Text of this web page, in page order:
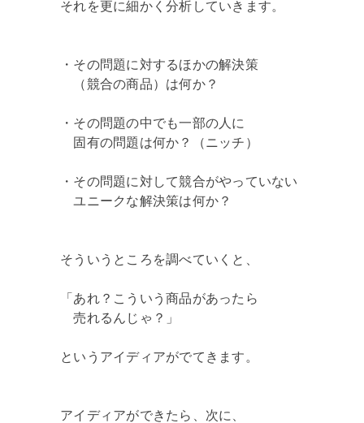
それを更に細かく分析していきます。
・その問題に対するほかの解決策
（競合の商品）は何か？
・その問題の中でも一部の人に
固有の問題は何か？（ニッチ）
・その問題に対して競合がやっていない
ユニークな解決策は何か？
そういうところを調べていくと、
「あれ？こういう商品があったら
売れるんじゃ？」
というアイディアがでてきます。
アイディアができたら、次に、